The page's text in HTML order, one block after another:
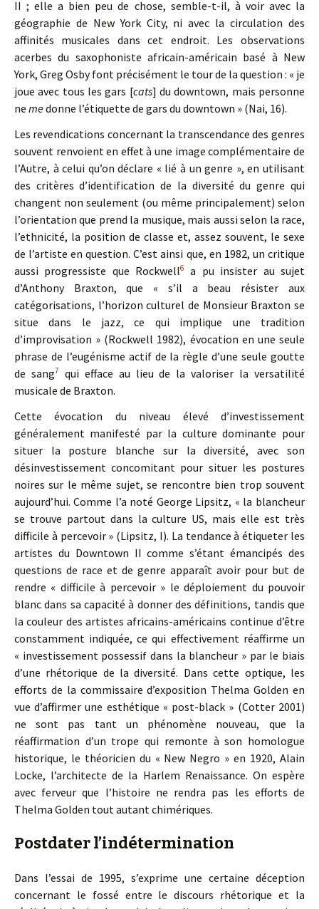
II ; elle a bien peu de chose, semble-t-il, à voir avec la
géographie de New York City, ni avec la circulation des
affinités musicales dans cet endroit. Les observations
acerbes du saxophoniste africain-américain basé à New
York, Greg Osby font précisément le tour de la question : « je
joue avec tous les gars [cats] du downtown, mais personne
ne medonne l’étiquette de gars du downtown » (Nai, 16).
Les revendications concernant la transcendance des genres
souvent renvoient en effet à une image complémentaire de
l’Autre, à celui qu’on déclare « lié à un genre », en utilisant
des critères d’identification de la diversité du genre qui
changent non seulement (ou même principalement) selon
l’orientation que prend la musique, mais aussi selon la race,
l’ethnicité, la position de classe et, assez souvent, le sexe
de l’artiste en question. C’est ainsi que, en 1982, un critique
aussi progressiste que Rockwell6
a pu insister au sujet
d’Anthony Braxton, que « s’il a beau résister aux
catégorisations, l’horizon culturel de Monsieur Braxton se
situe dans le jazz, ce qui implique une tradition
d’improvisation » (Rockwell 1982), évocation en une seule
phrase de l’eugénisme actif de la règle d’une seule goutte
de sang7
qui efface au lieu de la valoriser la versatilité
musicale de Braxton.
Cette évocation du niveau élevé d’investissement
généralement manifesté par la culture dominante pour
situer la posture blanche sur la diversité, avec son
désinvestissement concomitant pour situer les postures
noires sur le même sujet, se rencontre bien trop souvent
aujourd’hui. Comme l’a noté George Lipsitz, « la blancheur
se trouve partout dans la culture US, mais elle est très
difficile à percevoir » (Lipsitz, I). La tendance à étiqueter les
artistes du Downtown II comme s’étant émancipés des
questions de race et de genre apparaît avoir pour but de
rendre « difficile à percevoir » le déploiement du pouvoir
blanc dans sa capacité à donner des définitions, tandis que
la couleur des artistes africains-américains continue d’être
constamment indiquée, ce qui effectivement réaffirme un
« investissement possessif dans la blancheur » par le biais
d’une rhétorique de la diversité. Dans cette optique, les
efforts de la commissaire d’exposition Thelma Golden en
vue d’affirmer une esthétique « post-black » (Cotter 2001)
ne sont pas tant un phénomène nouveau, que la
réaffirmation d’un trope qui remonte à son homologue
historique, le théoricien du « New Negro » en 1920, Alain
Locke, l’architecte de la Harlem Renaissance. On espère
avec ferveur que l’histoire ne rendra pas les efforts de
Thelma Golden tout autant chimériques.
Postdater l’indétermination
Dans l’essai de 1995, s’exprime une certaine déception
concernant le fossé entre le discours rhétorique et la